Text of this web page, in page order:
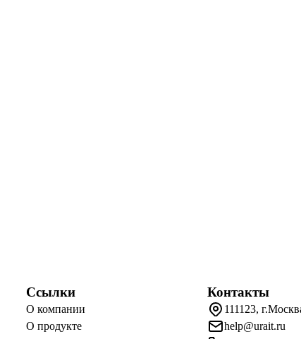
Ссылки
О компании
О продукте
Контакты
111123,
help@urait.ru